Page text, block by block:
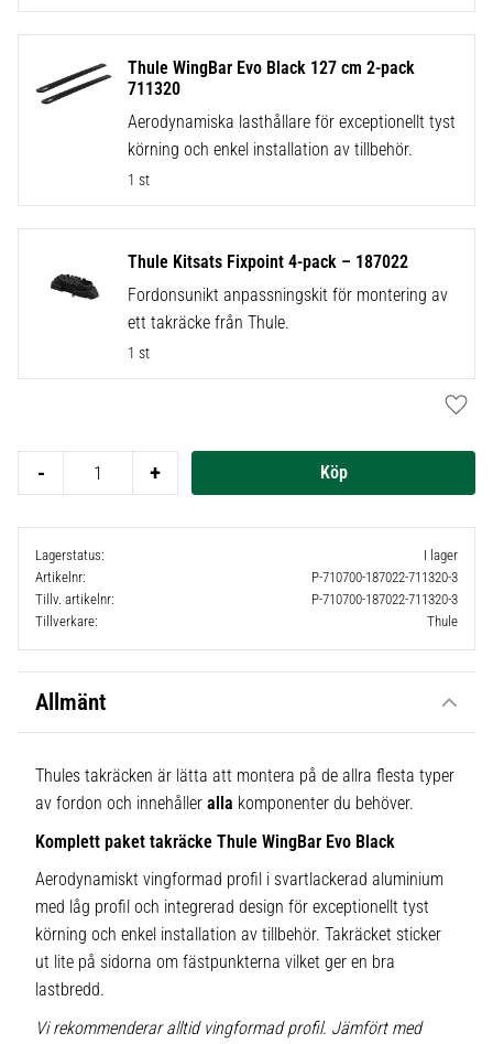
Thule WingBar Evo Black 127 cm 2-pack
711320
Aerodynamiska lasthållare för exceptionellt tyst
körning och enkel installation av tillbehör.
1 st
Thule Kitsats Fixpoint 4-pack – 187022
Fordonsunikt anpassningskit för montering av
ett takräcke från Thule.
1 st
+
-
Lagerstatus
I lager
Artikelnr
P-710700-187022-711320-3
Tillv. artikelnr
P-710700-187022-711320-3
Tillverkare
Thule
Allmänt
Thules takräcken är lätta att montera på de allra flesta typer
av fordon och innehåller alla komponenter du behöver.
Komplett paket takräcke Thule WingBar Evo Black
Aerodynamiskt vingformad profil i svartlackerad aluminium
med låg profil och integrerad design för exceptionellt tyst
körning och enkel installation av tillbehör. Takräcket sticker
ut lite på sidorna om fästpunkterna vilket ger en bra
lastbredd.
Vi rekommenderar alltid vingformad profil. Jämfört med